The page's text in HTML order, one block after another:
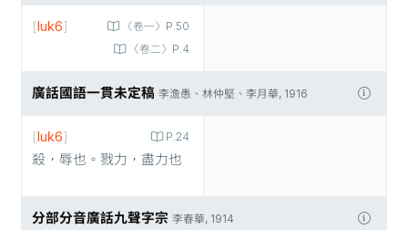
〈卷一〉P.50
〈卷二〉P.4
[luk6]
廣話國語一貫未定稿 李澹愚、林仲堅、李月華, 1916
P.24
[luk6]
殺，辱也。戮力，盡力也
分部分音廣話九聲字宗 李春華, 1914